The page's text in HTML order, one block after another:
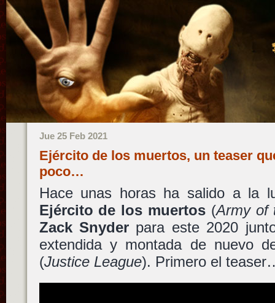
Jue 25 Feb 2021
Ejército de los muertos, un teaser
poco…
Hace unas horas ha salido a la
Ejército de los muertos(Army of
Zack Snyderpara este 2020
extendida y montada de nuevo
(Justice League). Primero el